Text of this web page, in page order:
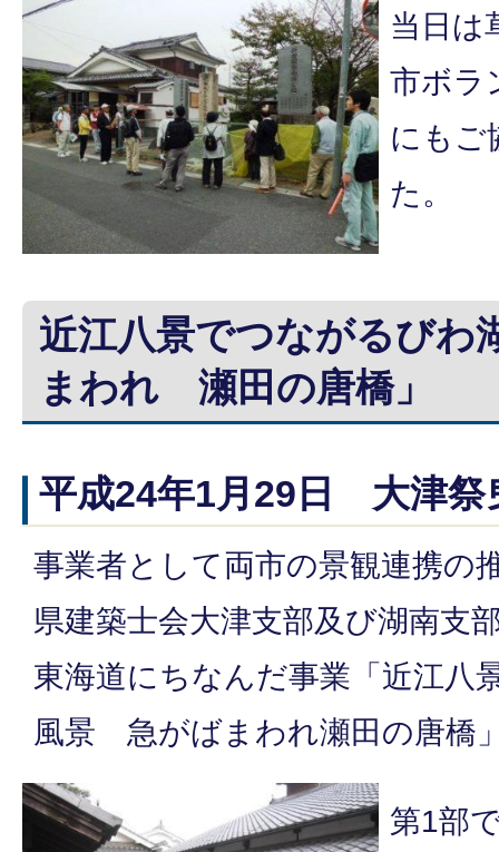
当日は
市ボラ
にもご
た。
近江八景でつながるびわ
まわれ 瀬田の唐橋」
平成24年1月29日 大津祭
事業者として両市の景観連携の
県建築士会大津支部及び湖南支
東海道にちなんだ事業「近江八
風景 急がばまわれ瀬田の唐橋
第1部